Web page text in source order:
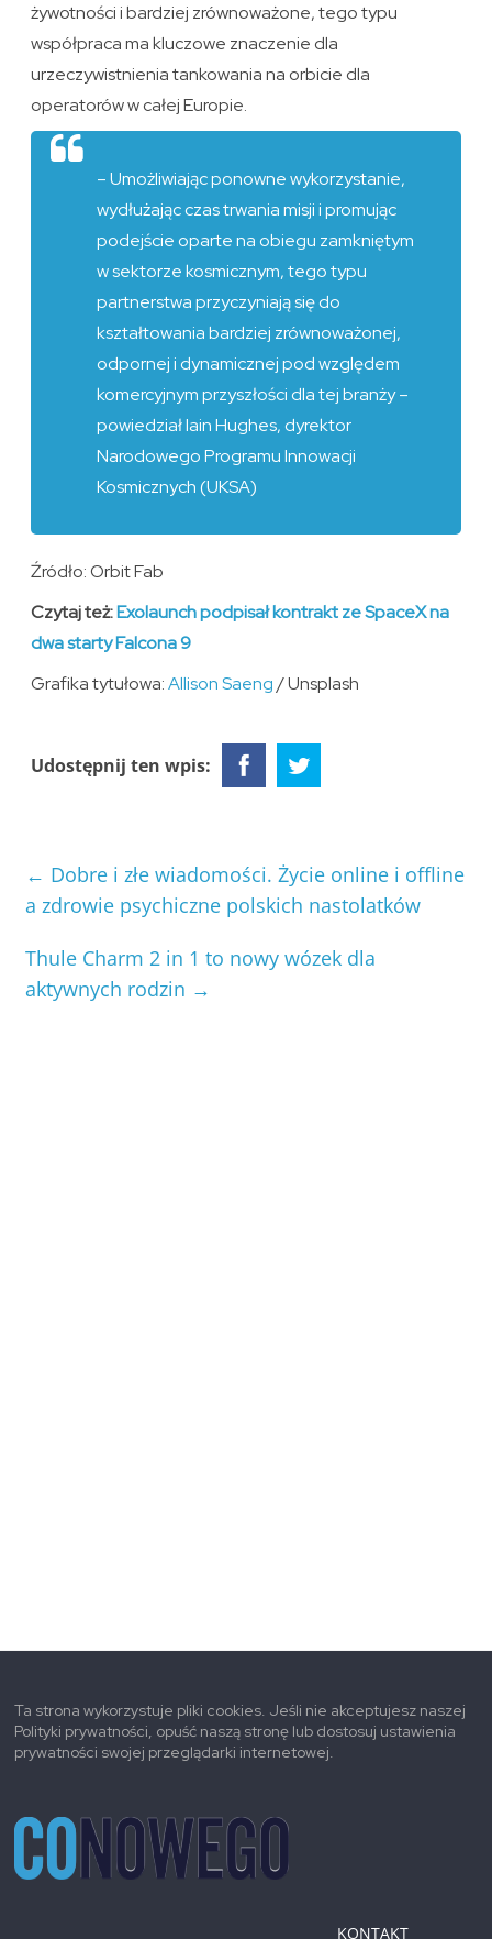
żywotności i bardziej zrównoważone, tego typu
współpraca ma kluczowe znaczenie dla
urzeczywistnienia tankowania na orbicie dla
operatorów w całej Europie.
– Umożliwiając ponowne wykorzystanie,
wydłużając czas trwania misji i promując
podejście oparte na obiegu zamkniętym
w sektorze kosmicznym, tego typu
partnerstwa przyczyniają się do
kształtowania bardziej zrównoważonej,
odpornej i dynamicznej pod względem
komercyjnym przyszłości dla tej branży –
powiedział Iain Hughes, dyrektor
Narodowego Programu Innowacji
Kosmicznych (UKSA)
Źródło: Orbit Fab
Czytaj też:Exolaunch podpisał kontrakt ze SpaceX na
dwa starty Falcona 9
Grafika tytułowa:Allison Saeng/ Unsplash
Udostępnij ten wpis:
← Dobre i złe wiadomości. Życie online i offline
a zdrowie psychiczne polskich nastolatków
Thule Charm 2 in 1 to nowy wózek dla
aktywnych rodzin →
Ta strona wykorzystuje pliki cookies. Jeśli nie akceptujesz naszej
Polityki prywatności, opuść naszą stronę lub dostosuj ustawienia
prywatności swojej przeglądarki internetowej.
KONTAKT